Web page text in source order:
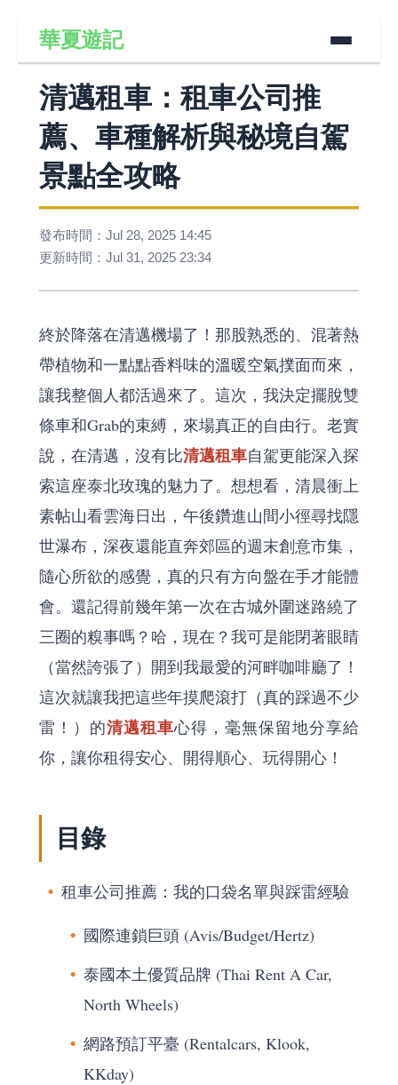
華夏遊記
清邁租車：租車公司推
薦、車種解析與秘境自駕
景點全攻略
發布時間：Jul 28, 2025 14:45
更新時間：Jul 31, 2025 23:34
終於降落在清邁機場了！那股熟悉的、混著熱
帶植物和一點點香料味的溫暖空氣撲面而來，
讓我整個人都活過來了。這次，我決定擺脫雙
條車和Grab的束縛，來場真正的自由行。老實
說，在清邁，沒有比清邁租車自駕更能深入探
索這座泰北玫瑰的魅力了。想想看，清晨衝上
素帖山看雲海日出，午後鑽進山間小徑尋找隱
世瀑布，深夜還能直奔郊區的週末創意市集，
隨心所欲的感覺，真的只有方向盤在手才能體
會。還記得前幾年第一次在古城外圍迷路繞了
三圈的糗事嗎？哈，現在？我可是能閉著眼睛
（當然誇張了）開到我最愛的河畔咖啡廳了！
這次就讓我把這些年摸爬滾打（真的踩過不少
雷！）的清邁租車心得，毫無保留地分享給
你，讓你租得安心、開得順心、玩得開心！
目錄
租車公司推薦：我的口袋名單與踩雷經驗
國際連鎖巨頭 (Avis/Budget/Hertz)
泰國本土優質品牌 (Thai Rent A Car,
North Wheels)
網路預訂平臺 (Rentalcars, Klook,
KKday)